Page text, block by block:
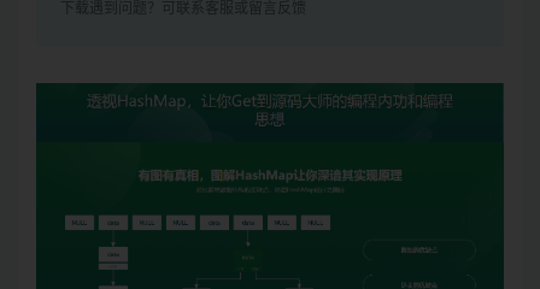
下载遇到问题？可联系客服或留言反馈